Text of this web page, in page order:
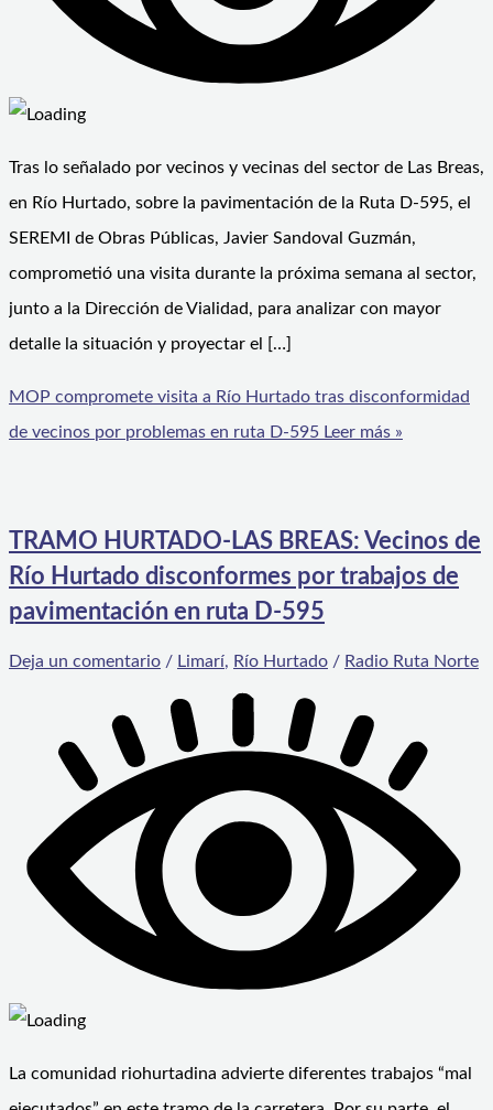
Tras lo señalado por vecinos y vecinas del sector de Las Breas,
en Río Hurtado, sobre la pavimentación de la Ruta D-595, el
SEREMI de Obras Públicas, Javier Sandoval Guzmán,
comprometió una visita durante la próxima semana al sector,
junto a la Dirección de Vialidad, para analizar con mayor
detalle la situación y proyectar el […]
MOP compromete visita a Río Hurtado tras disconformidad
de vecinos por problemas en ruta D-595 Leer más »
TRAMO HURTADO-LAS BREAS: Vecinos de
Río Hurtado disconformes por trabajos de
pavimentación en ruta D-595
Deja un comentario / Limarí, Río Hurtado / Radio Ruta Norte
La comunidad riohurtadina advierte diferentes trabajos “mal